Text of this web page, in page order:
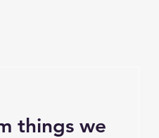
things we